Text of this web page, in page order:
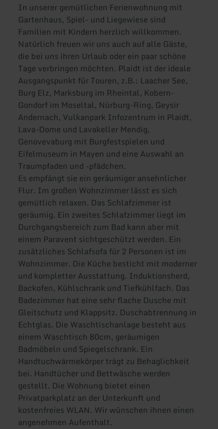
In unserer gemütlichen Ferienwohnung mit
Gartenhaus, Spiel- und Liegewiese sind
Familien mit Kindern herzlich willkommen.
Natürlich freuen wir uns auch auf alle Gäste,
die bei uns ihren Urlaub oder ein paar schöne
Tage verbringen möchten. Plaidt ist der ideale
Ausgangspunkt für Touren, z.B.: Laacher See,
Burg Elz, Marksburg im Rheintal, Kobern-
Gondorf im Moseltal, Nürburg-Ring, Geysir
Andernach, Vulkanpark Infozentrum in Plaidt,
Lava-Dome und Lavakeller Mendig,
Genovevaburg mit Burgfestspielen und
Eifelmuseum in Mayen und eine Auswahl an
Traumpfaden und -pfädchen.
Es empfängt sie ein geräumiger ansehnlicher
Flur. Im großen Wohnzimmer lässt es sich
gemütlich relaxen. Das Schlafzimmer ist
geräumig. Ein zweites Schlafzimmer liegt im
Durchgangsbereich zum Bad kann aber mit
einem Paravent sichtgeschützt werden. Ein
zusätzliches Schlafsofa für 2 Personen ist im
Wohnzimmer. Die Küche besticht mit moderner
und kompletter Ausstattung. Induktionsherd,
Backofen, Kühlschrank und Tiefkühlfach. Das
Badezimmer hat eine sehr flache Dusche mit
Gleitschutz und Klappsitz. Duschabtrennung in
Echtglas. Die Waschtischanlage besteht aus
einem Waschtisch 80cm, geräumigen
Badmöbeln und Spiegelschrank. Ein
Handtuchwärmekörper trägt zu Behaglichkeit
bei. Handtücher und Bettwäsche werden
gestellt. Die Wohnung bietet einen
Privatparkplatz an der Unterkunft und
kostenfreies WLAN. Wir wünschen ihnen einen
angenehmen Aufenthalt.